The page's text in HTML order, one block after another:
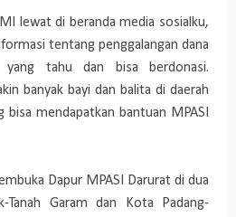
lewat di beranda media sosialku,
tentang penggalangan dana
tahu dan bisa berdonasi.
banyak bayi dan balita di daerah
bisa mendapatkan bantuan MPASI
Dapur MPASI Darurat di dua
Tanah Garam dan Kota Padang-